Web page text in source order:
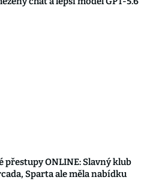
přestupy ONLINE: Slavný klub
Sparta ale měla nabídku